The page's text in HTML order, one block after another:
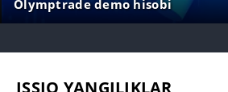
Olymptrade demo hisobi
ISSIQ YANGILIKLAR